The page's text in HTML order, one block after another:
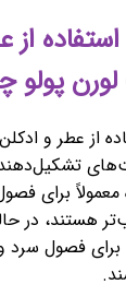
از عطر و
برای
هستند، در
فصول سرد